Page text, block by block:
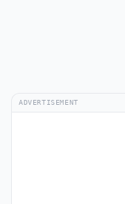
ADVERTISEMENT